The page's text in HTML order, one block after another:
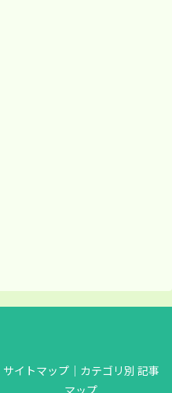
サイトマップ｜カテゴリ別 記事